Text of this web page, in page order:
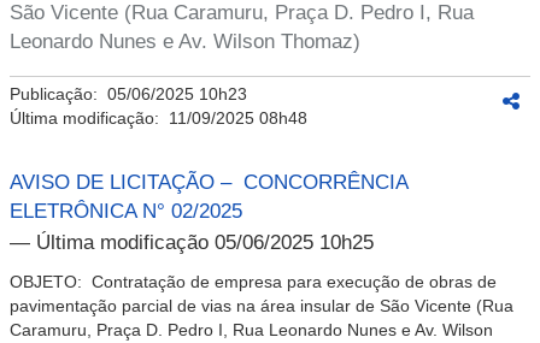
São Vicente (Rua Caramuru, Praça D. Pedro I, Rua
Leonardo Nunes e Av. Wilson Thomaz)
Publicação: 05/06/2025 10h23
Última modificação: 11/09/2025 08h48
AVISO DE LICITAÇÃO – CONCORRÊNCIA
ELETRÔNICA N° 02/2025
— Última modificação 05/06/2025 10h25
OBJETO: Contratação de empresa para execução de obras de
pavimentação parcial de vias na área insular de São Vicente (Rua
Caramuru, Praça D. Pedro I, Rua Leonardo Nunes e Av. Wilson